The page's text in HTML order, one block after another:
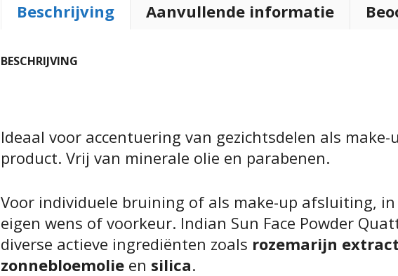
Beschrijving Aanvullende informatie
BESCHRIJVING
Ideaal voor accentuering van gezichtsdelen als make-
product. Vrij van minerale olie en parabenen.
Voor individuele bruining of als make-up afsluiting,
eigen wens of voorkeur. Indian Sun Face Powder
diverse actieve ingrediënten zoals rozemarijn extract
zonnebloemolie en silica.